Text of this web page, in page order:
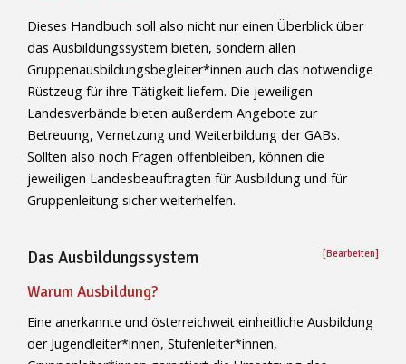
Dieses Handbuch soll also nicht nur einen Überblick über
das Ausbildungssystem bieten, sondern allen
Gruppenausbildungsbegleiter*innen auch das notwendige
Rüstzeug für ihre Tätigkeit liefern. Die jeweiligen
Landesverbände bieten außerdem Angebote zur
Betreuung, Vernetzung und Weiterbildung der GABs.
Sollten also noch Fragen offenbleiben, können die
jeweiligen Landesbeauftragten für Ausbildung und für
Gruppenleitung sicher weiterhelfen.
Das Ausbildungssystem [Bearbeiten]
Warum Ausbildung?
Eine anerkannte und österreichweit einheitliche Ausbildung
der Jugendleiter*innen, Stufenleiter*innen,